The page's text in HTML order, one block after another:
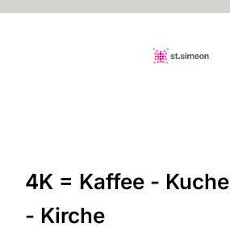
4K = Kaffee -
- Kirche